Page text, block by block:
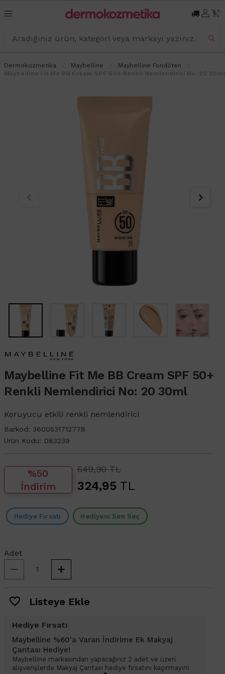
0
Dermokozmetika Maybelline
Maybelline Fondöten
Maybelline Fit Me BB Cream SPF 50+
Renkli Nemlendirici No: 20 30ml
Koruyucu etkili renkli nemlendirici
Barkod: 3600531712778
Ürün Kodu: D83239
%50
İndirim
649,90 TL
324,95 TL
Hediye Fırsatı Hediyeni Sen Seç
Adet
Listeye Ekle
Hediye Fırsatı
Maybelline %60'a Varan İndirime Ek Makyaj
Çantası Hediye!
Maybelline markasından yapacağınız 2 adet ve üzeri
alışverişlerde Makyaj Çantası hediye fırsatını kaçırmayın!